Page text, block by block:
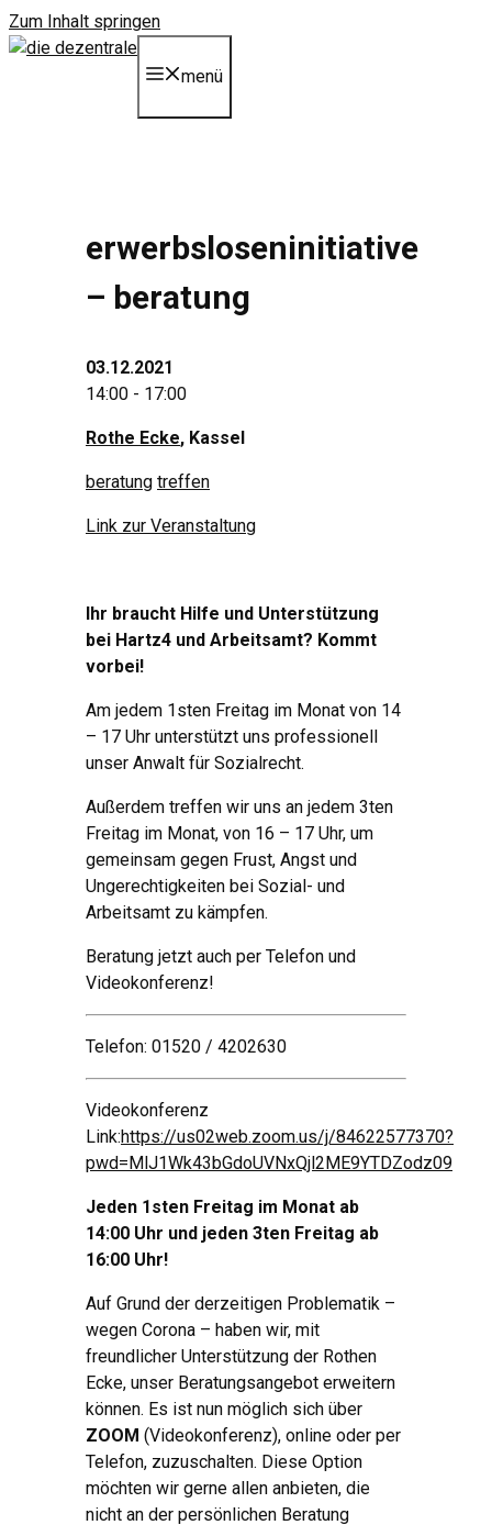
Zum Inhalt springen
menü
erwerbsloseninitiative
– beratung
03.12.2021
14:00 - 17:00
Rothe Ecke, Kassel
beratung treffen
Link zur Veranstaltung
Ihr braucht Hilfe und Unterstützung
bei Hartz4 und Arbeitsamt? Kommt
vorbei!
Am jedem 1sten Freitag im Monat von 14
– 17 Uhr unterstützt uns professionell
unser Anwalt für Sozialrecht.
Außerdem treffen wir uns an jedem 3ten
Freitag im Monat, von 16 – 17 Uhr, um
gemeinsam gegen Frust, Angst und
Ungerechtigkeiten bei Sozial- und
Arbeitsamt zu kämpfen.
Beratung jetzt auch per Telefon und
Videokonferenz!
Telefon: 01520 / 4202630
Videokonferenz
Link:https://us02web.zoom.us/j/84622577370?
pwd=MlJ1Wk43bGdoUVNxQjl2ME9YTDZodz09
Jeden 1sten Freitag im Monat ab
14:00 Uhr und jeden 3ten Freitag ab
16:00 Uhr!
Auf Grund der derzeitigen Problematik –
wegen Corona – haben wir, mit
freundlicher Unterstützung der Rothen
Ecke, unser Beratungsangebot erweitern
können. Es ist nun möglich sich über
ZOOM (Videokonferenz), online oder per
Telefon, zuzuschalten. Diese Option
möchten wir gerne allen anbieten, die
nicht an der persönlichen Beratung